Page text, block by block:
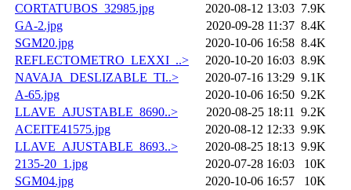
CORTATUBOS_32985.jpg
2020-08-12 13:03 7.9K
GA-2.jpg
2020-09-28 11:37 8.4K
SGM20.jpg
2020-10-06 16:58 8.4K
REFLECTOMETRO_LEXXI_..>
2020-10-20 16:03 8.9K
NAVAJA_DESLIZABLE_TI..>
2020-07-16 13:29 9.1K
A-65.jpg
2020-10-06 16:50 9.2K
LLAVE_AJUSTABLE_8690..>
2020-08-25 18:11
9.2K
ACEITE41575.jpg
2020-08-12 12:33 9.9K
LLAVE_AJUSTABLE_8693..>
2020-08-25 18:13 9.9K
2135-20_1.jpg
2020-07-28 16:03
10K
SGM04.jpg
2020-10-06 16:57
10K